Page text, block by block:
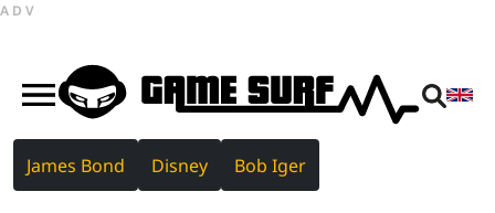
ADV
James Bond Disney Bob Iger